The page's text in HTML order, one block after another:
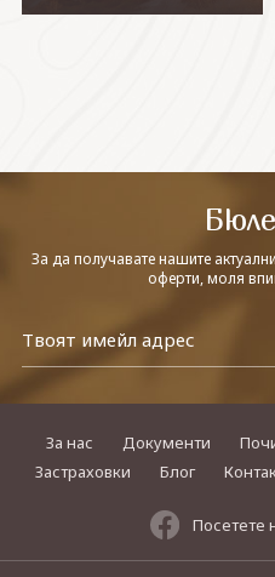
За да получавате нашите
оферти, моля
За нас Документи
Застраховки
Блог
Посетете